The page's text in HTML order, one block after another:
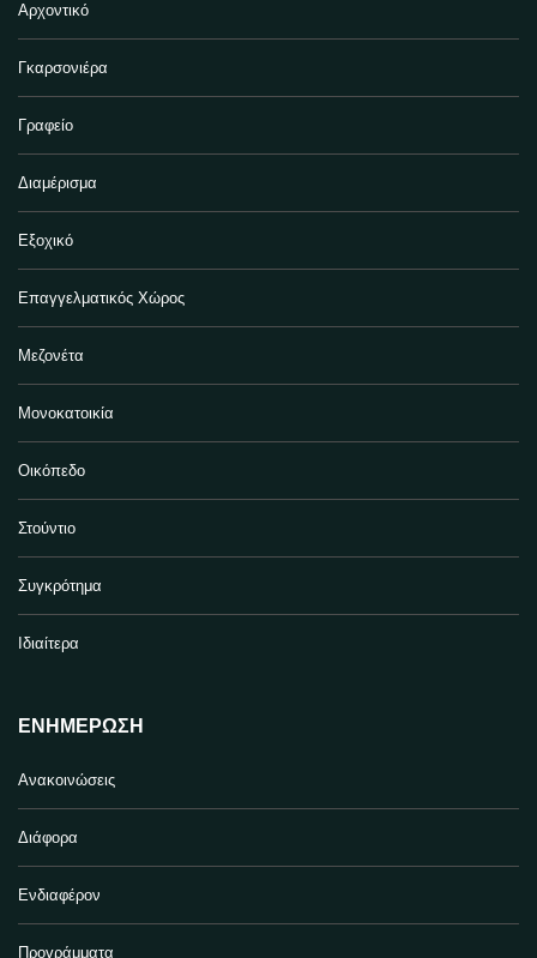
Αρχοντικό
Γκαρσονιέρα
Γραφείο
Διαμέρισμα
Εξοχικό
Επαγγελματικός Χώρος
Μεζονέτα
Μονοκατοικία
Οικόπεδο
Στούντιο
Συγκρότημα
Ιδιαίτερα
ΕΝΗΜΈΡΩΣΗ
Ανακοινώσεις
Διάφορα
Ενδιαφέρον
Προγράμματα